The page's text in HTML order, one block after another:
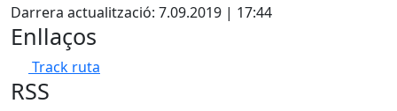
Darrera actualització: 7.09.2019 | 17:44
Enllaços
Track ruta
RSS